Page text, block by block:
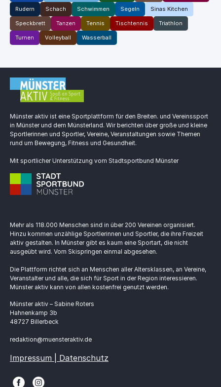
Rudern Schach Schwimmen Segeln Sinas Kitchen
Speckbrett Tanzen Tennis Tischtennis Triathlon
Turnen Volleyball Wasserball
Münster aktiv ist eine Sportplattform für den Breiten. und Vereinssport
in Münster und dem Münsterland. Wir berichten über große und kleine
Sportlerinnen und Sportler, Vereine, Veranstaltungen sowie Themen
rund um Bewegung, Fitness und Gesundheit.
Mit sportlicher Unterstützung vom Stadtsportbund Münster
Mehr als 118.000 Menschen sind in über 200 Vereinen organisiert.
Hinzu kommen unzählige Sportlerinnen und Sportler, die ihre Freizeit
aktiv gestalten. In Münster gibt es kaum eine Sportart, die nicht
ausgeübt wird. Vom Skispringen einmal abgesehen.
Die Plattform richtet sich an Menschen aller Altersklassen, an Vereine,
Veranstalter und alle, die sich für Sport in der Region interessieren.
Münster aktiv kann von allen kostenfrei genutzt werden.
Münster aktiv – Sabine Roters
Hahnenkamp 3b
48727 Billerbeck
redaktion@muensteraktiv.de
Impressum | Datenschutz